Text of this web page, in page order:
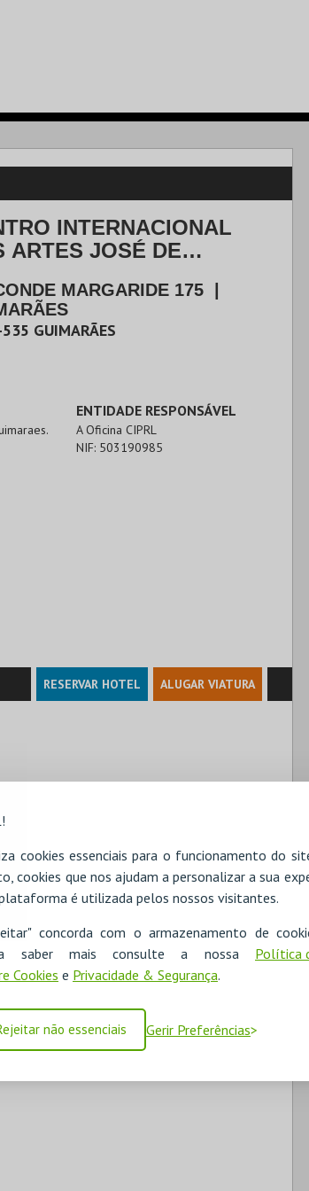
cookies essenciais para o funcionamento do
cookies que nos ajudam a personalizar a sua
é utilizada pelos nossos visitantes.
concorda com o armazenamento de
saber mais consulte a nossa Política
Cookies e Privacidade & Segurança.
não essenciais Gerir Preferências
INTERNACIONAL
ARTES JOSÉ DE
MARGARIDE 175
GUIMARÃES
ENTIDADE RESPONSÁVEL
A Oficina CIPRL
NIF: 503190985
RESERVAR HOTEL ALUGAR VIATURA